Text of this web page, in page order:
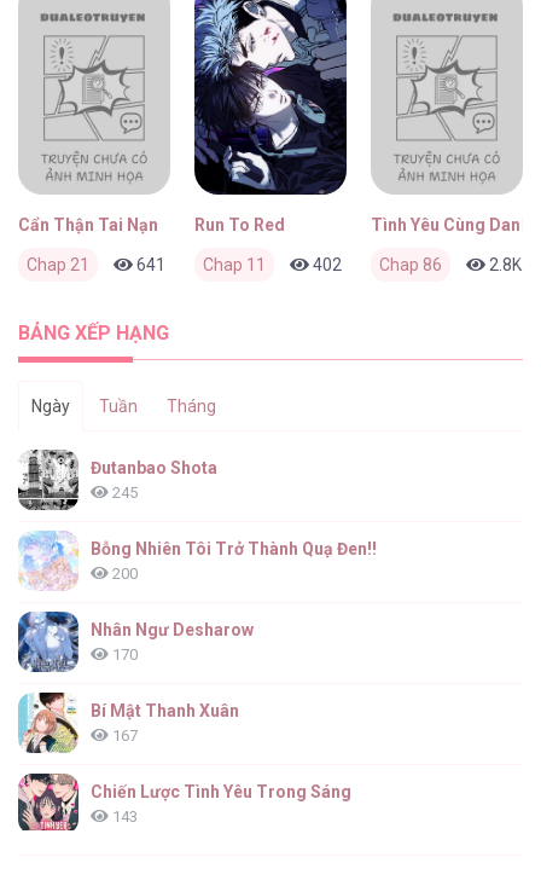
Cẩn Thận Tai Nạn
Chap 21 641 0 3 tháng trước
Run To Red
Chap 11 402 0 3 tháng trước
Tình Yêu Cùng Danh
Chap 86 2.8K
BẢNG XẾP HẠNG
Ngày Tuần Tháng
Đutanbao Shota
245
Bỗng Nhiên Tôi Trở Thành Quạ Đen!!
200
Nhân Ngư Desharow
170
Bí Mật Thanh Xuân
167
Chiến Lược Tình Yêu Trong Sáng
143